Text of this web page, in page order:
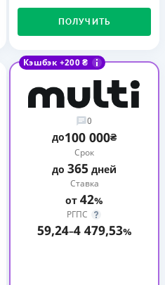
ПОЛУЧИТЬ
Кэшбэк +200 ₴
0
до100 000₴
Срок
до 365 дней
Ставка
от 42%
РГПС
59,24–4 479,53%